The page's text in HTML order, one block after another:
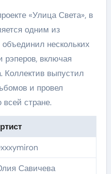
«Улица Света», в
одним из
объединил нескольких
рэперов, включая
выпустил
и провел
всей стране.
Савичева